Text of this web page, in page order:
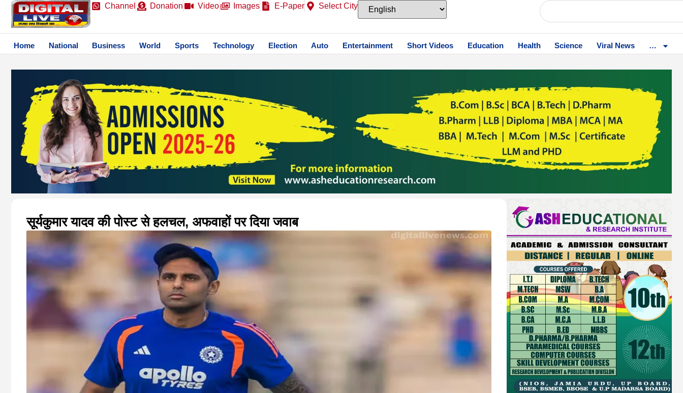
Channel Donation Video Images E-Paper Select City
Home National Business World Sports Technology Election Auto Entertainment Short Videos Education Health Science Viral News …
सूर्यकुमार यादव की पोस्ट से हलचल, अफवाहों पर दिया जवाब